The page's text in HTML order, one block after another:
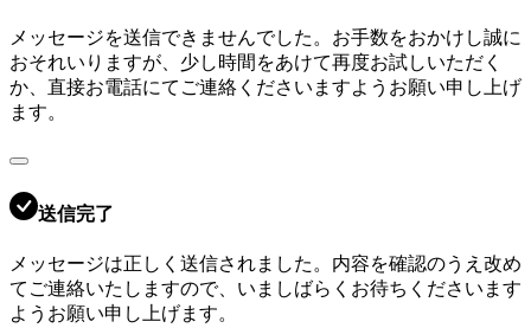
メッセージを送信できませんでした。お手数をおかけし誠に
おそれいりますが、少し時間をあけて再度お試しいただく
か、直接お電話にてご連絡くださいますようお願い申し上げ
ます。
送信完了
メッセージは正しく送信されました。内容を確認のうえ改め
てご連絡いたしますので、いましばらくお待ちくださいます
ようお願い申し上げます。